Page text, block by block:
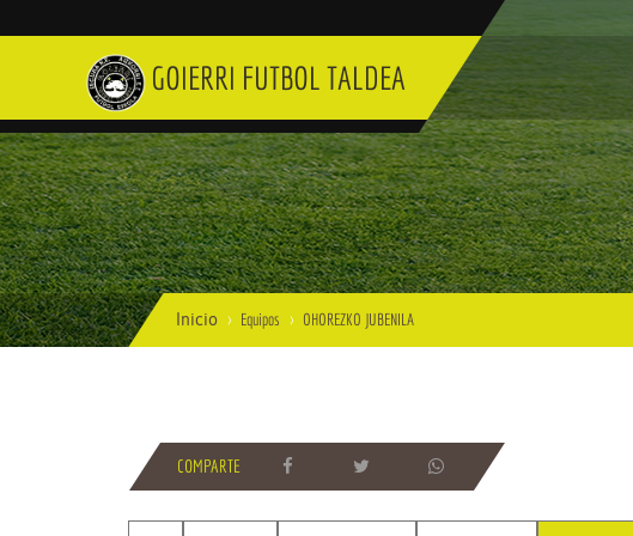
GOIERRI FUTBOL TALDEA
Inicio Equipos OHOREZKO JUBENILA
COMPARTE